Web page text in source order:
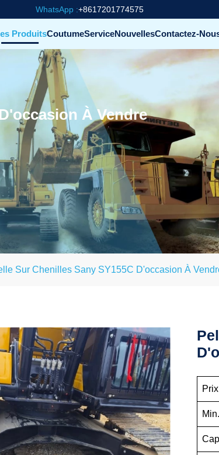
WhatsApp :+8617201774575
ProduitsCoutumeServiceNouvellesContactez-
À Vendre
Sur Chenilles Sany SY155C D'occasion À